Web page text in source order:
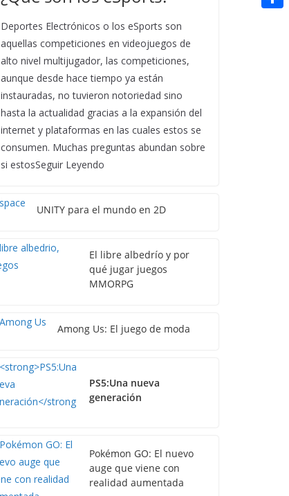
Deportes Electrónicos o los eSports son
aquellas competiciones en videojuegos de
alto nivel multijugador, las competiciones,
aunque desde hace tiempo ya están
instauradas, no tuvieron notoriedad sino
hasta la actualidad gracias a la expansión del
internet y plataformas en las cuales estos se
consumen. Muchas preguntas abundan sobre
si estosSeguir Leyendo
UNITY para el mundo en 2D
El libre albedrío y por
qué jugar juegos
MMORPG
Among Us: El juego de moda
PS5:Una nueva
generación
Pokémon GO: El nuevo
auge que viene con
realidad aumentada
n
a